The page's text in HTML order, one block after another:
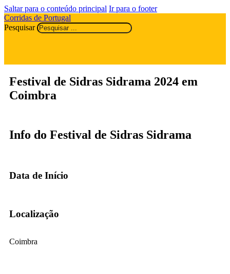
Saltar para o conteúdo principal Ir para o footer
Corridas de Portugal
Pesquisar
Festival de Sidras Sidrama 2024 em
Coimbra
Info do Festival de Sidras Sidrama
Data de Início
Localização
Coimbra